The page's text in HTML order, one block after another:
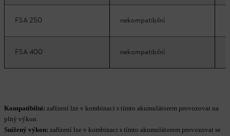
FSA 250 nekompatibilní
FSA 400 nekompatibilní
Kompatibilní: zařízení lze v kombinaci s tímto akumulátorem provozovat na
plný výkon.
Snížený výkon: zařízení lze v kombinaci s tímto akumulátorem provozovat se